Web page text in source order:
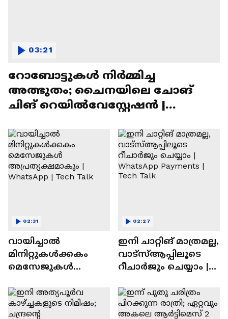
റോബോട്ടുകൾ നിർമ്മിച്ച
അത്ഭുതം; ചൈനയിലെ ചോങ്
ചിങ് റെയിൽവേസ്റ്റേഷൻ |
03:21
വായിച്ചാൽ
മിനിറ്റുകൾക്കകം
മെസേജുകള്‍
WhatsApp | Tech Talk
02:31
ഇനി ചാറ്റിങ് മാത്രമല്ല,
വാട്‌സ്‌ആപ്പിലൂടെ
റീചാർജും ചെയ്യാം |
Tech Talk
02:27